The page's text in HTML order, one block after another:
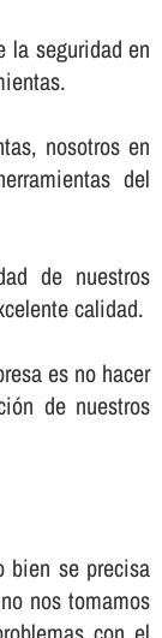
la seguridad en
nosotros en
del
de nuestros
calidad.
es no hacer
de nuestros
bien se precisa
nos tomamos